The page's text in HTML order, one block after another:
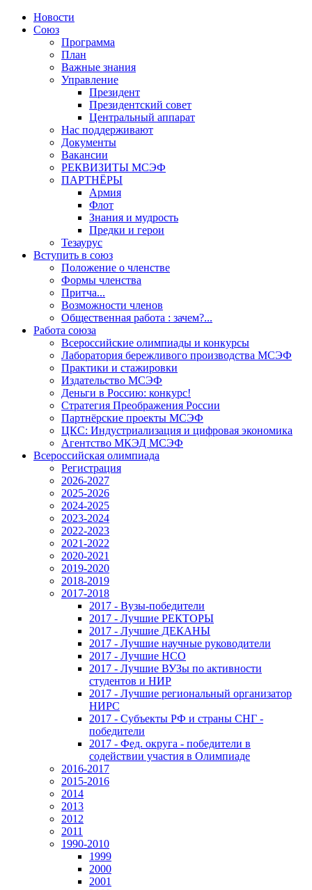
Новости
Союз
Программа
План
Важные знания
Управление
Президент
Президентский совет
Центральный аппарат
Нас поддерживают
Документы
Вакансии
РЕКВИЗИТЫ МСЭФ
ПАРТНЁРЫ
Армия
Флот
Знания и мудрость
Предки и герои
Тезаурус
Вступить в союз
Положение о членстве
Формы членства
Притча...
Возможности членов
Общественная работа : зачем?...
Работа союза
Всероссийские олимпиады и конкурсы
Лаборатория бережливого производства МСЭФ
Практики и стажировки
Издательство МСЭФ
Деньги в Россию: конкурс!
Стратегия Преображения России
Партнёрские проекты МСЭФ
ЦКС: Индустриализация и цифровая экономика
Агентство МКЭД МСЭФ
Всероссийская олимпиада
Регистрация
2026-2027
2025-2026
2024-2025
2023-2024
2022-2023
2021-2022
2020-2021
2019-2020
2018-2019
2017-2018
2017 - Вузы-победители
2017 - Лучшие РЕКТОРЫ
2017 - Лучшие ДЕКАНЫ
2017 - Лучшие научные руководители
2017 - Лучшие НСО
2017 - Лучшие ВУЗы по активности
студентов и НИР
2017 - Лучшие региональный организатор
НИРС
2017 - Субъекты РФ и страны СНГ -
победители
2017 - Фед. округа - победители в
содействии участия в Олимпиаде
2016-2017
2015-2016
2014
2013
2012
2011
1990-2010
1999
2000
2001